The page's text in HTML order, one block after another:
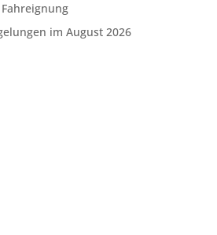
im August 2026